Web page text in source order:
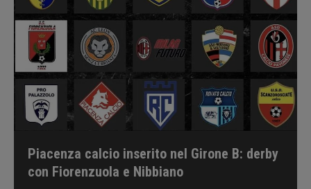
Piacenza calcio inserito nel Girone B: derby
con Fiorenzuola e Nibbiano